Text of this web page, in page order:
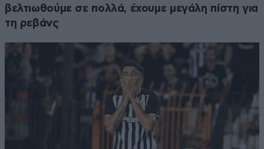
βελτιωθούμε σε πολλά, έχουμε μεγάλη πίστη για
τη ρεβάνς